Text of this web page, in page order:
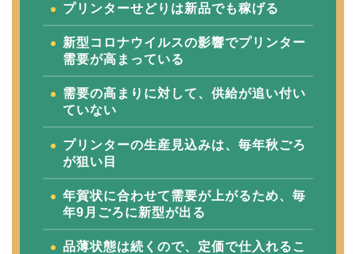
プリンターせどりは新品でも稼げる
新型コロナウイルスの影響でプリンター
需要が高まっている
需要の高まりに対して、供給が追い付い
ていない
プリンターの生産見込みは、毎年秋ごろ
が狙い目
年賀状に合わせて需要が上がるため、毎
年9月ごろに新型が出る
品薄状態は続くので、定価で仕入れるこ